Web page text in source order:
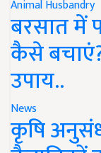
Animal Husbandry
बरसात में
कैसे
उपाय..
News
कृषि